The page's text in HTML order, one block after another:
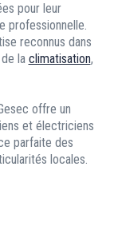
pour leur
professionnelle.
reconnus dans
la climatisation,
offre un
et électriciens
parfaite des
locales.